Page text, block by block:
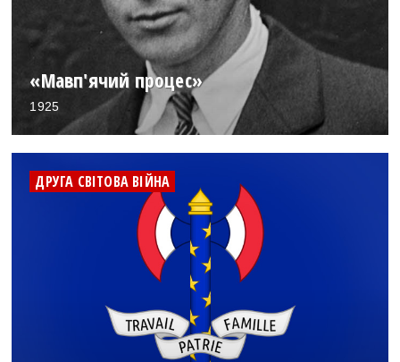
«Мавп'ячий процес»
1925
ДРУГА СВІТОВА ВІЙНА